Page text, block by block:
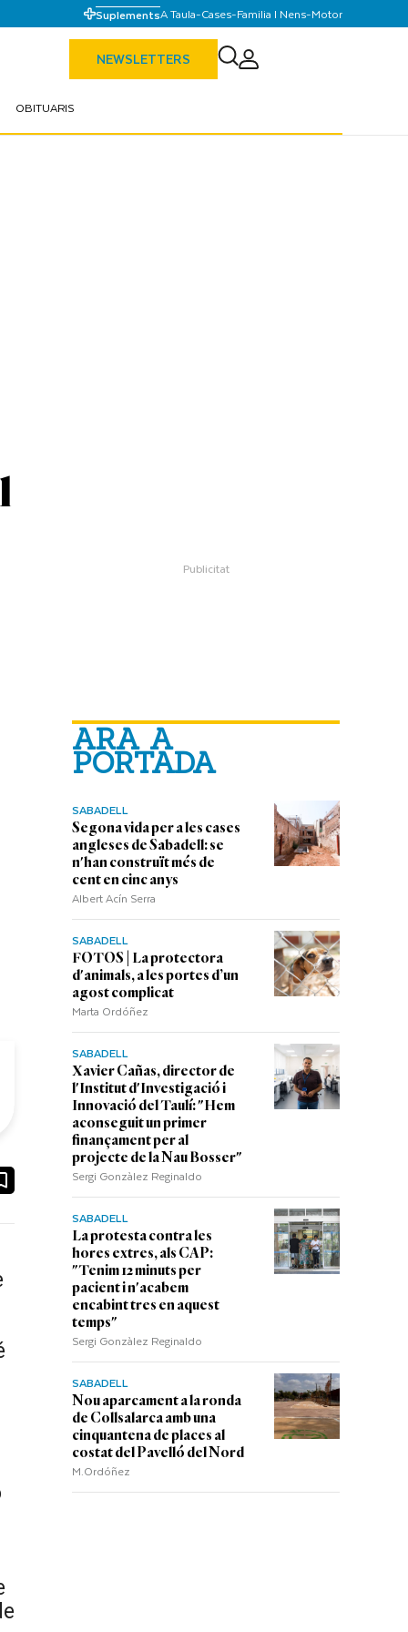
SuplementsA Taula-Cases-Familia I Nens-Motor
NEWSLETTERS
OBITUARIS
ARA A
PORTADA
SABADELL
Segona vida per a les cases
angleses de Sabadell: se
n'han construït més de
cent en cinc anys
Albert Acín Serra
SABADELL
FOTOS | La protectora
d'animals, a les portes d’un
agost complicat
Marta Ordóñez
SABADELL
Xavier Cañas, director de
l'Institut d'Investigació i
Innovació del Taulí: "Hem
aconseguit un primer
finançament per al
projecte de la Nau Bosser"
Sergi Gonzàlez Reginaldo
SABADELL
La protesta contra les
hores extres, als CAP:
"Tenim 12 minuts per
pacient i n'acabem
encabint tres en aquest
temps"
Sergi Gonzàlez Reginaldo
SABADELL
Nou aparcament a la ronda
de Collsalarca amb una
cinquantena de places al
costat del Pavelló del Nord
M.Ordóñez